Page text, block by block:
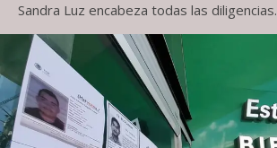
Sandra Luz encabeza todas las diligencias.